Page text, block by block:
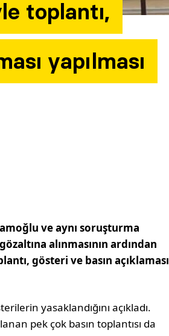
toplantı,
yapılması
ve aynı soruşturma
alınmasının ardından
gösteri ve basın açıklaması
yasaklandığını açıkladı.
pek çok basın toplantısı da